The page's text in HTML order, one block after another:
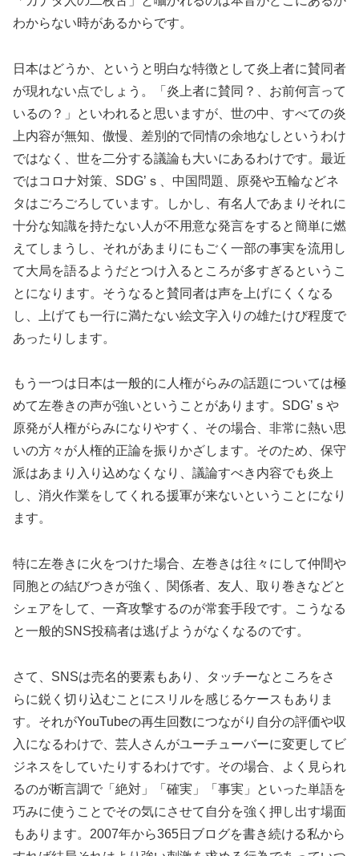
わからない時があるからです。
日本はどうか、というと明白な特徴として炎上者に賛同者
が現れない点でしょう。「炎上者に賛同？、お前何言って
いるの？」といわれると思いますが、世の中、すべての炎
上内容が無知、傲慢、差別的で同情の余地なしというわけ
ではなく、世を二分する議論も大いにあるわけです。最近
ではコロナ対策、SDG’ｓ、中国問題、原発や五輪などネ
タはごろごろしています。しかし、有名人であまりそれに
十分な知識を持たない人が不用意な発言をすると簡単に燃
えてしまうし、それがあまりにもごく一部の事実を流用し
て大局を語るようだとつけ入るところが多すぎるというこ
とになります。そうなると賛同者は声を上げにくくなる
し、上げても一行に満たない絵文字入りの雄たけび程度で
あったりします。
もう一つは日本は一般的に人権がらみの話題については極
めて左巻きの声が強いということがあります。SDG’ｓや
原発が人権がらみになりやすく、その場合、非常に熱い思
いの方々が人権的正論を振りかざします。そのため、保守
派はあまり入り込めなくなり、議論すべき内容でも炎上
し、消火作業をしてくれる援軍が来ないということになり
ます。
特に左巻きに火をつけた場合、左巻きは往々にして仲間や
同胞との結びつきが強く、関係者、友人、取り巻きなどと
シェアをして、一斉攻撃するのが常套手段です。こうなる
と一般的SNS投稿者は逃げようがなくなるのです。
さて、SNSは売名的要素もあり、タッチーなところをさ
らに鋭く切り込むことにスリルを感じるケースもありま
す。それがYouTubeの再生回数につながり自分の評価や収
入になるわけで、芸人さんがユーチューバーに変更してビ
ジネスをしていたりするわけです。その場合、よく見られ
るのが断言調で「絶対」「確実」「事実」といった単語を
巧みに使うことでその気にさせて自分を強く押し出す場面
もあります。2007年から365日ブログを書き続ける私から